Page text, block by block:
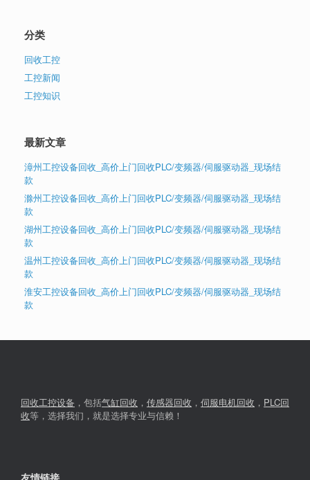
分类
回收工控
工控新闻
工控知识
最新文章
漳州工控设备回收_高价上门回收PLC/变频器/伺服驱动器_现场结
款
滁州工控设备回收_高价上门回收PLC/变频器/伺服驱动器_现场结
款
湖州工控设备回收_高价上门回收PLC/变频器/伺服驱动器_现场结
款
温州工控设备回收_高价上门回收PLC/变频器/伺服驱动器_现场结
款
淮安工控设备回收_高价上门回收PLC/变频器/伺服驱动器_现场结
款
回收工控设备 ，包括气缸回收 ， 传感器回收 ， 伺服电机回收 ， PLC回
收等，选择我们，就是选择专业与信赖！
友情链接